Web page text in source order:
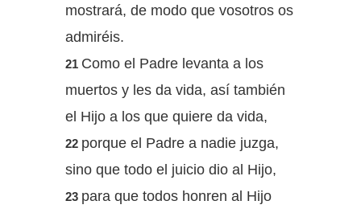
mostrará, de modo que vosotros os
admiréis.
21 Como el Padre levanta a los
muertos y les da vida, así también
el Hijo a los que quiere da vida,
22 porque el Padre a nadie juzga,
sino que todo el juicio dio al Hijo,
23 para que todos honren al Hijo